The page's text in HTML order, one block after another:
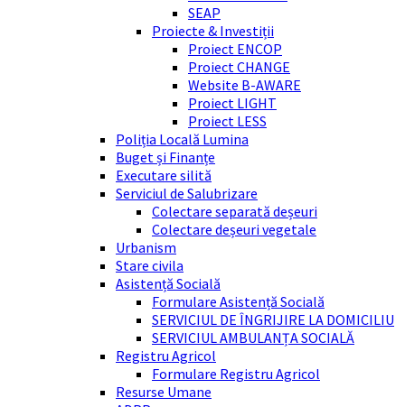
SEAP
Proiecte & Investiții
Proiect ENCOP
Proiect CHANGE
Website B-AWARE
Proiect LIGHT
Proiect LESS
Poliția Locală Lumina
Buget și Finanțe
Executare silită
Serviciul de Salubrizare
Colectare separată deșeuri
Colectare deșeuri vegetale
Urbanism
Stare civila
Asistență Socială
Formulare Asistență Socială
SERVICIUL DE ÎNGRIJIRE LA DOMICILIU
SERVICIUL AMBULANȚA SOCIALĂ
Registru Agricol
Formulare Registru Agricol
Resurse Umane